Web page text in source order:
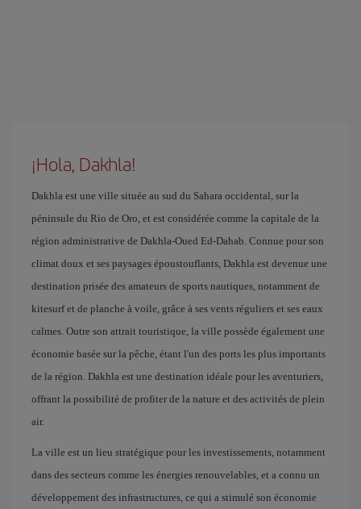
¡Hola, Dakhla!
Dakhla est une ville située au sud du Sahara occidental, sur la
péninsule du Rio de Oro, et est considérée comme la capitale de la
région administrative de Dakhla-Oued Ed-Dahab. Connue pour son
climat doux et ses paysages époustouflants, Dakhla est devenue une
destination prisée des amateurs de sports nautiques, notamment de
kitesurf et de planche à voile, grâce à ses vents réguliers et ses eaux
calmes. Outre son attrait touristique, la ville possède également une
économie basée sur la pêche, étant l'un des ports les plus importants
de la région. Dakhla est une destination idéale pour les aventuriers,
offrant la possibilité de profiter de la nature et des activités de plein
air.
La ville est un lieu stratégique pour les investissements, notamment
dans des secteurs comme les énergies renouvelables, et a connu un
développement des infrastructures, ce qui a stimulé son économie